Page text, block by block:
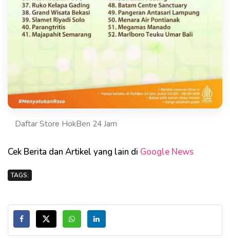
Daftar Store HokBen 24 Jam
Cek Berita dan Artikel yang lain di Google News
TAGS: